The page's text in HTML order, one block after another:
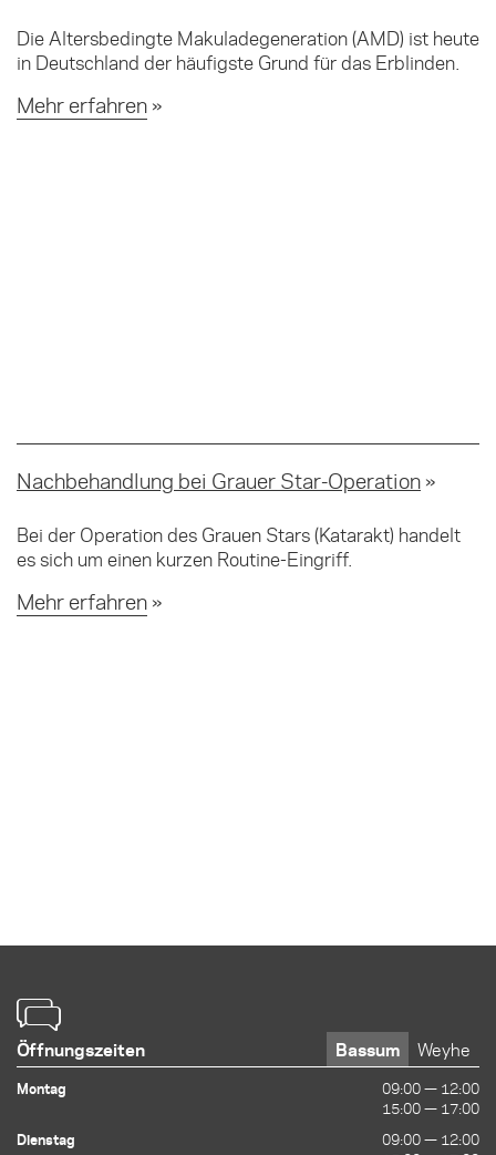
Die Altersbedingte Makuladegeneration (AMD) ist heute
in Deutschland der häufigste Grund für das Erblinden.
Mehr erfahren
Nachbehandlung bei Grauer Star-Operation
Bei der Operation des Grauen Stars (Katarakt) handelt
es sich um einen kurzen Routine-Eingriff.
Mehr erfahren
Öffnungszeiten Weyhe
Bassum
Montag
09:00 — 12:00
15:00 — 17:00
Dienstag
09:00 — 12:00